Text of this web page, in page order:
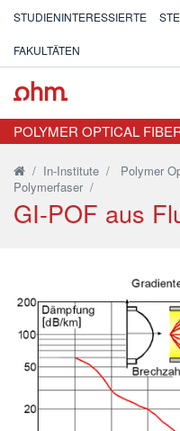
STUDIENINTERESSIERTE
FAKULTÄTEN
POLYMER OPTICAL
/ In-Institute / Polymer
Polymerfaser /
GI-POF aus